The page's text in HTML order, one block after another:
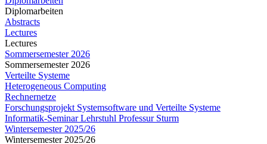
Diplomarbeiten
Abstracts
Lectures
Lectures
Sommersemester 2026
Sommersemester 2026
Verteilte Systeme
Heterogeneous Computing
Rechnernetze
Forschungsprojekt Systemsoftware und Verteilte Systeme
Informatik-Seminar Lehrstuhl Professur Sturm
Wintersemester 2025/26
Wintersemester 2025/26